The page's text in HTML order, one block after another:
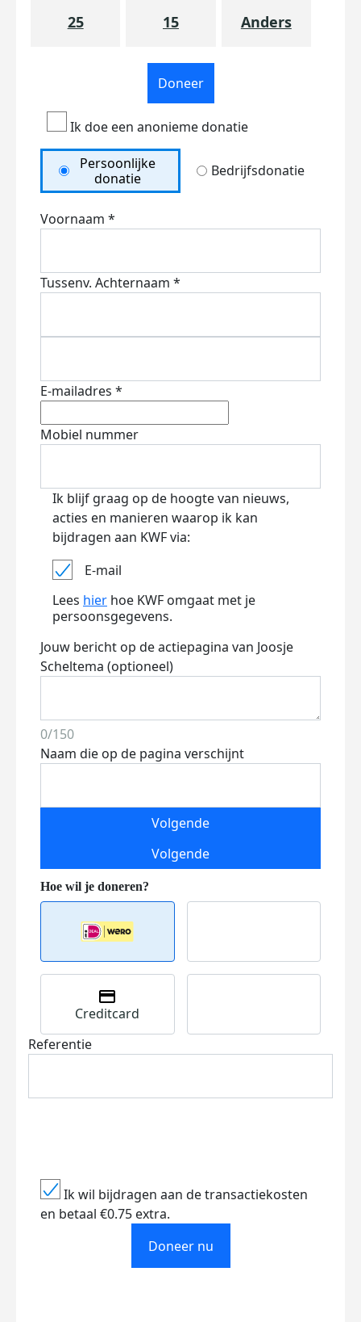
25 15 Anders
Doneer
Ik doe een anonieme donatie
Persoonlijke
donatie
Bedrijfsdonatie
Voornaam *
Tussenv. Achternaam *
E-mailadres *
Mobiel nummer
Ik blijf graag op de hoogte van nieuws,
acties en manieren waarop ik kan
bijdragen aan KWF via:
E-mail
Lees hier hoe KWF omgaat met je
persoonsgegevens.
Jouw bericht op de actiepagina van Joosje
Scheltema (optioneel)
0/150
Naam die op de pagina verschijnt
Volgende
Volgende
Creditcard
Referentie
Ik wil bijdragen aan de transactiekosten
en betaal €0.75 extra.
Doneer nu